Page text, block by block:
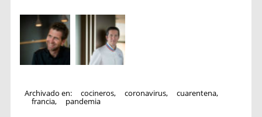
Archivado en: cocineros, coronavirus, cuarentena,
francia, pandemia